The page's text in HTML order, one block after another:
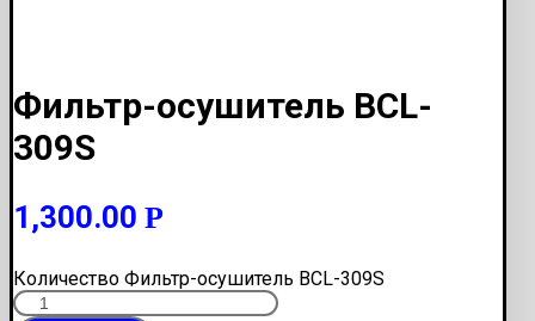
Фильтр-осушитель BCL-
309S
1,300.00 Р
Количество Фильтр-осушитель BCL-309S